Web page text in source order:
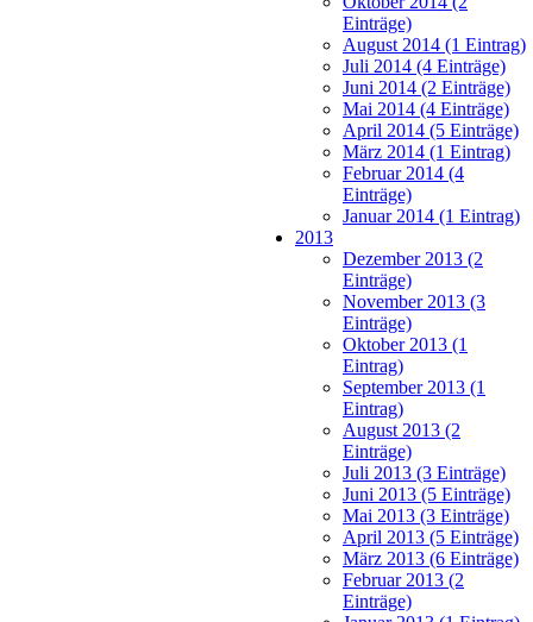
Einträge)
August 2014 (1 Eintrag)
Juli 2014 (4 Einträge)
Juni 2014 (2 Einträge)
Mai 2014 (4 Einträge)
April 2014 (5 Einträge)
März 2014 (1 Eintrag)
Februar 2014 (4
Einträge)
Januar 2014 (1 Eintrag)
2013
Dezember 2013 (2
Einträge)
November 2013 (3
Einträge)
Oktober 2013 (1
Eintrag)
September 2013 (1
Eintrag)
August 2013 (2
Einträge)
Juli 2013 (3 Einträge)
Juni 2013 (5 Einträge)
Mai 2013 (3 Einträge)
April 2013 (5 Einträge)
März 2013 (6 Einträge)
Februar 2013 (2
Einträge)